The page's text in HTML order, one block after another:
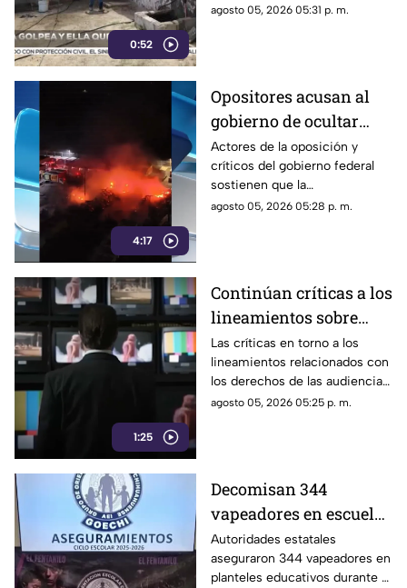
0:52
de la Policía Municipal en la
agosto 05, 2026 05:31 p. m.
4:17
Opositores acusan al
gobierno de ocultar
información y difundir
versiones oficiales
cuestionadas
Actores de la oposición y
críticos del gobierno federal
sostienen que la
administración ha recurrido a
agosto 05, 2026 05:28 p. m.
1:25
Continúan críticas a los
lineamientos sobre
audiencias; opositores
los califican como un
mecanismo de censura
Las críticas en torno a los
lineamientos relacionados con
los derechos de las audiencias
continúan.
agosto 05, 2026 05:25 p. m.
Decomisan 344
vapeadores en escuelas
de Chihuahua el
pasado ciclo escolar |
Autoridades estatales
aseguraron 344 vapeadores en
planteles educativos durante el